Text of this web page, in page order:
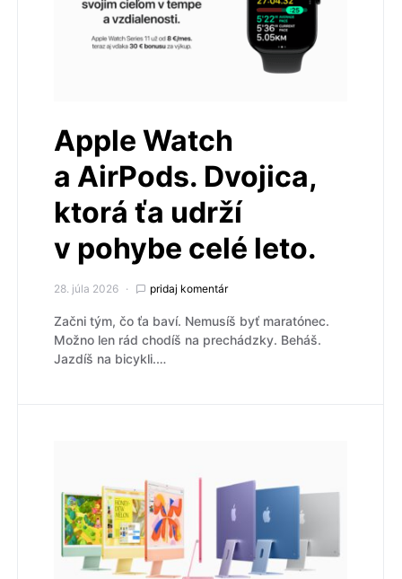
Apple Watch
a AirPods. Dvojica,
ktorá ťa udrží
v pohybe celé leto.
28. júla 2026 pridaj komentár
Začni tým, čo ťa baví. Nemusíš byť maratónec.
Možno len rád chodíš na prechádzky. Beháš.
Jazdíš na bicykli.…